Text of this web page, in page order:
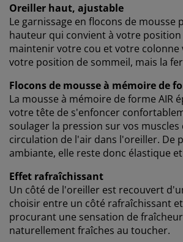
Oreiller haut, ajustable
Le garnissage en flocons de
hauteur qui convient à votre
maintenir votre cou et votre
votre position de sommeil, mais la
Flocons de mousse à mémoire de
La mousse à mémoire de forme AIR
votre tête de s'enfoncer
soulager la pression sur vos
circulation de l'air dans l'oreiller. De
ambiante, elle reste donc élastique
Effet rafraîchissant
Un côté de l'oreiller est recouvert
choisir entre un côté rafraîchissant
procurant une sensation de
naturellement fraîches au toucher.